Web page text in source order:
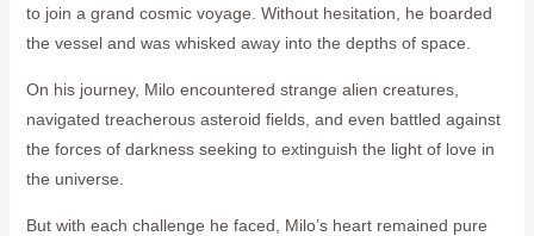
to join a grand cosmic voyage. Without hesitation, he boarded
the vessel and was whisked away into the depths of space.
On his journey, Milo encountered strange alien creatures,
navigated treacherous asteroid fields, and even battled against
the forces of darkness seeking to extinguish the light of love in
the universe.
But with each challenge he faced, Milo’s heart remained pure